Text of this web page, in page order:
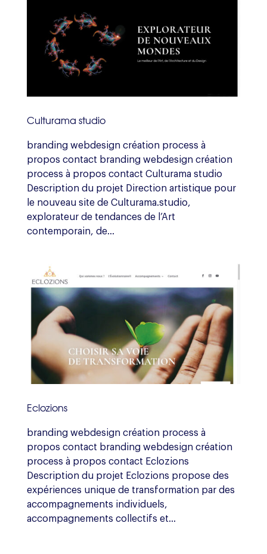
Culturama studio
branding webdesign création process à
propos contact branding webdesign création
process à propos contact Culturama studio
Description du projet Direction artistique pour
le nouveau site de Culturama.studio,
explorateur de tendances de l’Art
contemporain, de...
Eclozions
branding webdesign création process à
propos contact branding webdesign création
process à propos contact Eclozions
Description du projet Eclozions propose des
expériences unique de transformation par des
accompagnements individuels,
accompagnements collectifs et...